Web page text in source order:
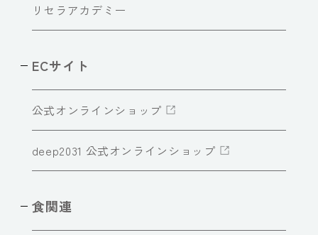
リセラアカデミー
ECサイト
公式オンラインショップ
deep2031 公式オンラインショップ
食関連